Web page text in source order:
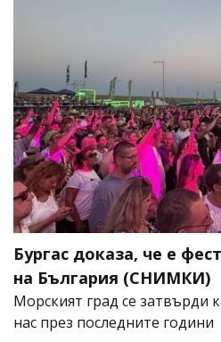
Бургас доказа, че е
на България (СНИМКИ)
Морският град се затвърди
нас през последните години